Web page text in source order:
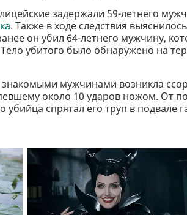
задержали 59-летнего
. Также в ходе следствия
он убил 64-летнего мужчину,
убитого было обнаружено на
мужчинами возникла
около 10 ударов ножом. От
спрятал его труп в подвале